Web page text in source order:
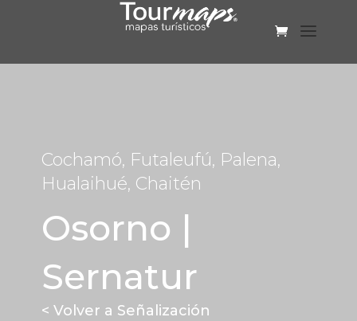
Cochamó, Futaleufú, Palena,
Hualaihué, Chaitén
Osorno |
Sernatur
< Volver a Señalización